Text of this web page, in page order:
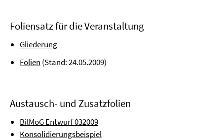
Foliensatz für die Veranstaltung
Gliederung
Folien (Stand: 24.05.2009)
Austausch- und Zusatzfolien
BilMoG Entwurf 032009
Konsolidierungsbeispiel